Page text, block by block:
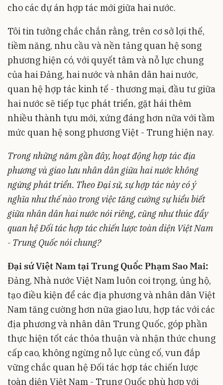
cho các dự án hợp tác mới giữa hai nước.
Tôi tin tưởng chắc chắn rằng, trên cơ sở lợi thế,
tiềm năng, nhu cầu và nền tảng quan hệ song
phương hiện có, với quyết tâm và nỗ lực chung
của hai Đảng, hai nước và nhân dân hai nước,
quan hệ hợp tác kinh tế - thương mại, đầu tư giữa
hai nước sẽ tiếp tục phát triển, gặt hái thêm
nhiều thành tựu mới, xứng đáng hơn nữa với tầm
mức quan hệ song phương Việt - Trung hiện nay.
Trong những năm gần đây, hoạt động hợp tác địa
phương và giao lưu nhân dân giữa hai nước không
ngừng phát triển. Theo Đại sứ, sự hợp tác này có ý
nghĩa như thế nào trong việc tăng cường sự hiểu biết
giữa nhân dân hai nước nói riêng, cũng như thúc đẩy
quan hệ Đối tác hợp tác chiến lược toàn diện Việt Nam
- Trung Quốc nói chung?
Đại sứ Việt Nam tại Trung Quốc Phạm Sao Mai:
Đảng, Nhà nước Việt Nam luôn coi trọng, ủng hộ,
tạo điều kiện để các địa phương và nhân dân Việt
Nam tăng cường hơn nữa giao lưu, hợp tác với các
địa phương và nhân dân Trung Quốc, góp phần
thực hiện tốt các thỏa thuận và nhận thức chung
cấp cao, không ngừng nỗ lực củng cố, vun đắp
vững chắc quan hệ Đối tác hợp tác chiến lược
toàn diện Việt Nam - Trung Quốc phù hợp với